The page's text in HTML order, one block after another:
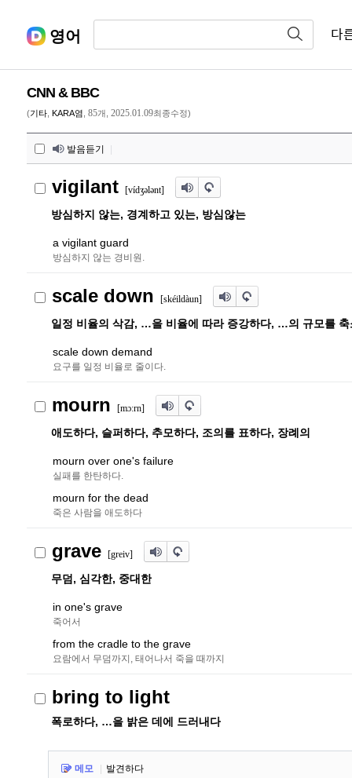
영어 다
CNN & BBC
(기타 KARA염 85개, 2025.01.09최종수정)
발음듣기
vigilant [vídʒələnt]
방심하지 않는, 경계하고 있는, 방심않는
a vigilant guard
방심하지 않는 경비원.
scale down [skéildàun]
일정 비율의 삭감, …을 비율에 따라 증강하다, …의 규모를 축
scale down demand
요구를 일정 비율로 줄이다.
mourn [mɔːrn]
애도하다, 슬퍼하다, 추모하다, 조의를 표하다, 장례의
mourn over one's failure
실패를 한탄하다.
mourn for the dead
죽은 사람을 애도하다
grave [greiv]
무덤, 심각한, 중대한
in one's grave
죽어서
from the cradle to the grave
요람에서 무덤까지, 태어나서 죽을 때까지
bring to light
폭로하다, …을 밝은 데에 드러내다
메모 발견하다